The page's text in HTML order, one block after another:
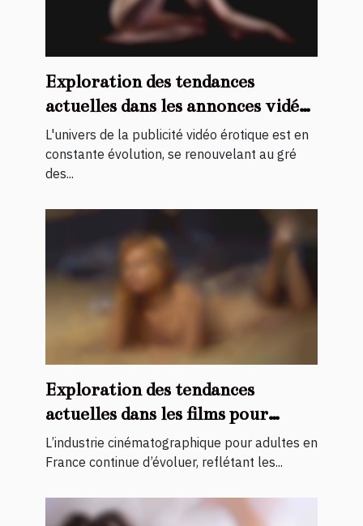
Exploration des tendances
actuelles dans les annonces vidéo
érotiques
L'univers de la publicité vidéo érotique est en
constante évolution, se renouvelant au gré
des...
Exploration des tendances
actuelles dans les films pour
adultes français
L’industrie cinématographique pour adultes en
France continue d’évoluer, reflétant les...